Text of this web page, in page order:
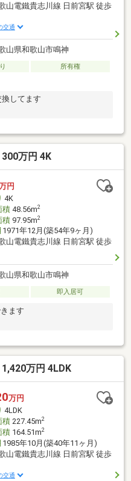
山電鐵貴志川線 日前宮駅 徒歩
交通
山県和歌山市鳴神
所有権
してます
万円 4K
円
4K
積48.56m2
積97.95m2
1971年12月(築54年9ヶ月)
山電鐵貴志川線 日前宮駅 徒歩
山県和歌山市鳴神
即入居可
ます
万円 4LDK
万円
4LDK
積227.45m2
積164.51m2
1985年10月(築40年11ヶ月)
山電鐵貴志川線 日前宮駅 徒歩
交通